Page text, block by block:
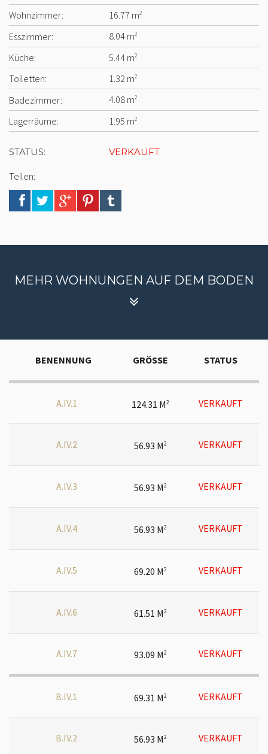
Wohnzimmer: 16.77 m2
Esszimmer: 8.04 m2
Küche: 5.44 m2
Toiletten: 1.32 m2
Badezimmer: 4.08 m2
Lagerräume: 1.95 m2
STATUS: VERKAUFT
Teilen:
MEHR WOHNUNGEN AUF DEM BODEN
BENENNUNG GRÖSSE STATUS
A.IV.1 124.31 M2 VERKAUFT
A.IV.2 56.93 M2 VERKAUFT
A.IV.3 56.93 M2 VERKAUFT
A.IV.4 56.93 M2 VERKAUFT
A.IV.5 69.20 M2 VERKAUFT
A.IV.6 61.51 M2 VERKAUFT
A.IV.7 93.09 M2 VERKAUFT
B.IV.1 69.31 M2 VERKAUFT
B.IV.2 56.93 M2 VERKAUFT